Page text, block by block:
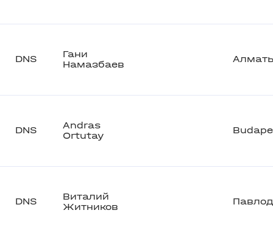
DNS
Гани
Намазбаев
DNS
Andras
Ortutay
DNS
Виталий
Житников